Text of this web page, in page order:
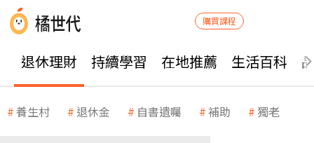
購買課程
退休理財 持續學習 在地推薦 生活百科
養生村 退休金 自書遺囑 補助 獨老